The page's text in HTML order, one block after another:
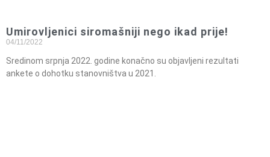
Umirovljenici siromašniji nego ikad prije!
04/11/2022
Sredinom srpnja 2022. godine konačno su objavljeni rezultati
ankete o dohotku stanovništva u 2021.